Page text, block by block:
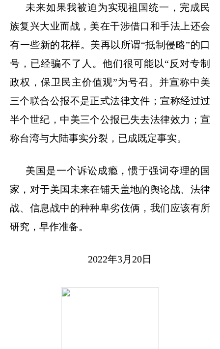
未来如果我被迫为实现祖国统一，完成民
族复兴大业而战，美在干涉借口和手法上还会
有一些新的花样。美再以所谓“抵制侵略”的口
号，已经骗不了人。他们很可能以“反对专制
政权，保卫民主价值观”为号召。并宣称中美
三个联合公报不是正式法律文件；宣称经过过
半个世纪，中美三个公报已失去法律效力；宣
称台湾与大陆事实分裂，已成既定事实。
美国是一个诉讼成瘾，惯于强词夺理的国
家，对于美国未来在铺天盖地的舆论战、法律
战、信息战中的种种卑劣伎俩，我们应该有所
研究，早作准备。
2022年3月 20日